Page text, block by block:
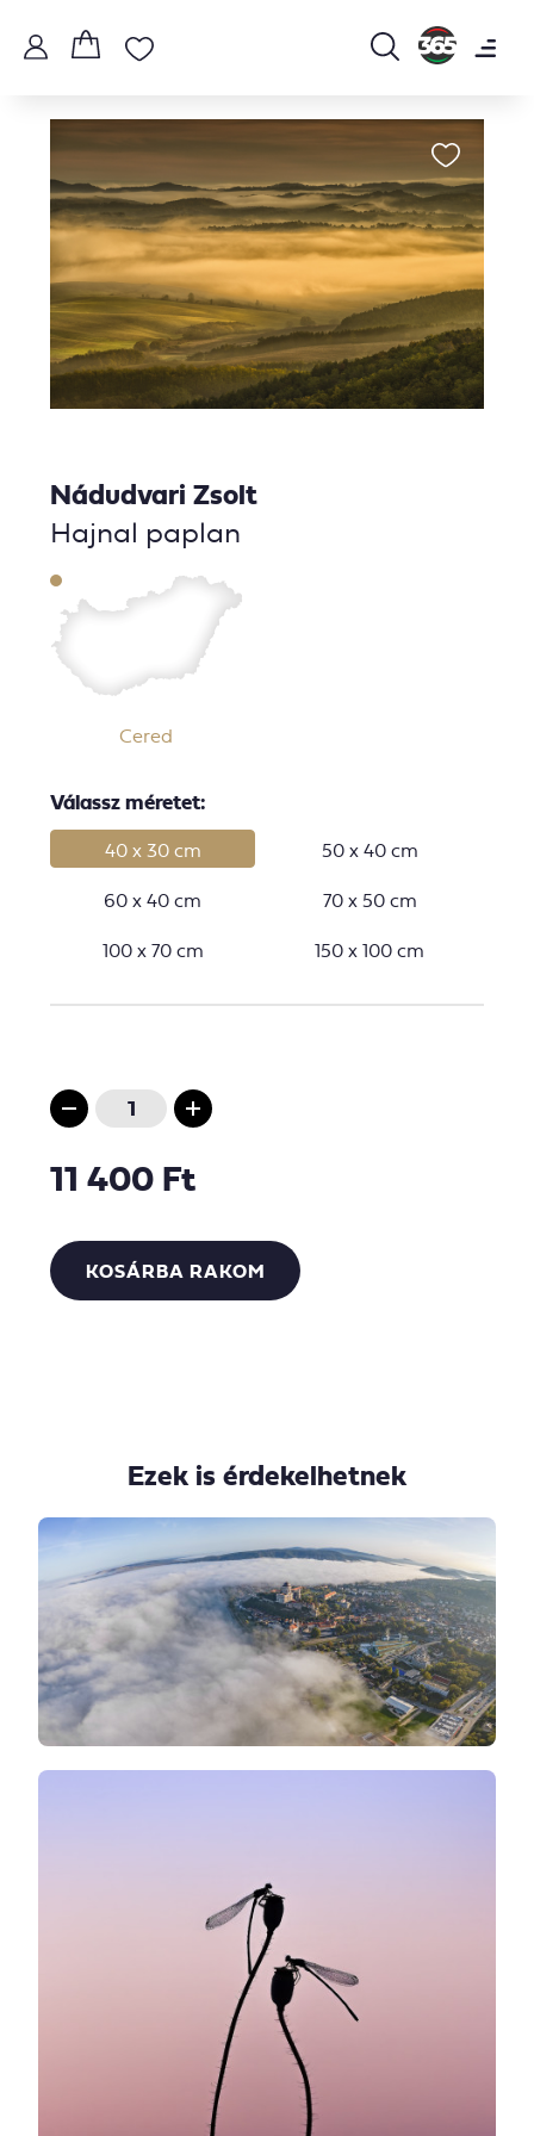
Nádudvari Zsolt
Hajnal paplan
Cered
Válassz méretet:
40 x 30 cm
50 x 40 cm
60 x 40 cm
70 x 50 cm
100 x 70 cm
150 x 100 cm
11 400 Ft
KOSÁRBA RAKOM
Ezek is érdekelhetnek